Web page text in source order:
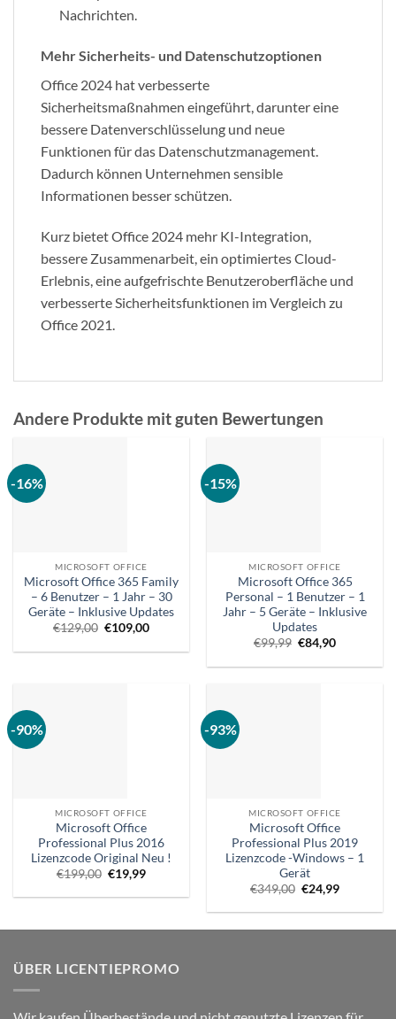
Nachrichten.
Mehr Sicherheits- und Datenschutzoptionen
Office 2024 hat verbesserte
Sicherheitsmaßnahmen eingeführt, darunter eine
bessere Datenverschlüsselung und neue
Funktionen für das Datenschutzmanagement.
Dadurch können Unternehmen sensible
Informationen besser schützen.
Kurz bietet Office 2024 mehr KI-Integration,
bessere Zusammenarbeit, ein optimiertes Cloud-
Erlebnis, eine aufgefrischte Benutzeroberfläche und
verbesserte Sicherheitsfunktionen im Vergleich zu
Office 2021.
Andere Produkte mit guten Bewertungen
-16%
MICROSOFT OFFICE
Microsoft Office 365 Family
– 6 Benutzer – 1 Jahr – 30
Geräte – Inklusive Updates
€129,00 Ursprünglicher
war:
€109,00Aktueller
ist:
-15%
MICROSOFT OFFICE
Microsoft Office 365
Personal – 1 Benutzer – 1
Jahr – 5 Geräte – Inklusive
Updates
€99,99 Ursprünglicher
Preis
war:
€84,90Aktueller
ist:
-90%
MICROSOFT OFFICE
Microsoft Office
Professional Plus 2016
Lizenzcode Original Neu !
€199,00 Ursprünglicher
Preis
war:
€19,99Aktueller
ist:
-93%
MICROSOFT OFFICE
Microsoft Office
Professional Plus 2019
Lizenzcode -Windows – 1
Gerät
€349,00 Ursprünglicher
Preis
war:
€24,99Aktueller
ist:
ÜBER LICENTIEPROMO